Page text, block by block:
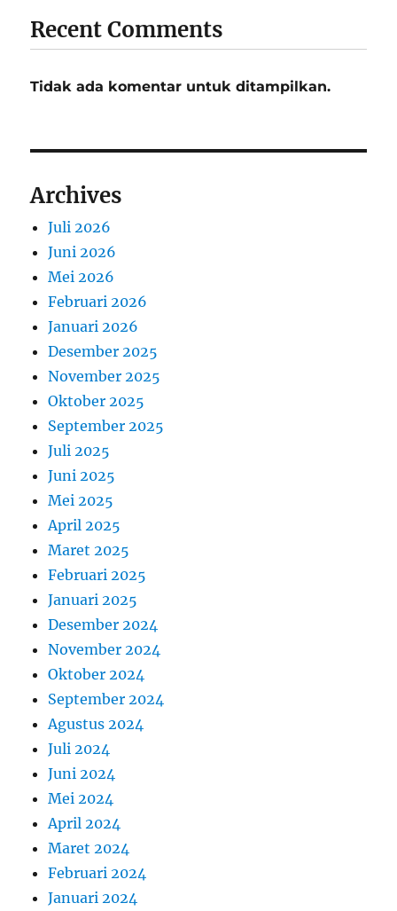
Recent Comments
Tidak ada komentar untuk ditampilkan.
Archives
Juli 2026
Juni 2026
Mei 2026
Februari 2026
Januari 2026
Desember 2025
November 2025
Oktober 2025
September 2025
Juli 2025
Juni 2025
Mei 2025
April 2025
Maret 2025
Februari 2025
Januari 2025
Desember 2024
November 2024
Oktober 2024
September 2024
Agustus 2024
Juli 2024
Juni 2024
Mei 2024
April 2024
Maret 2024
Februari 2024
Januari 2024